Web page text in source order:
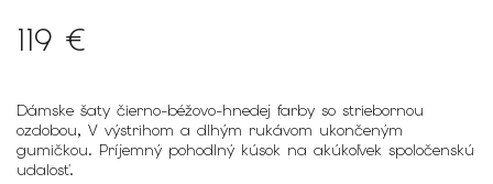
119 €
Dámske šaty čierno-béžovo-hnedej farby so striebornou
ozdobou, V výstrihom a dlhým rukávom ukončeným
gumičkou. Príjemný pohodlný kúsok na akúkoľvek spoločenskú
udalosť.